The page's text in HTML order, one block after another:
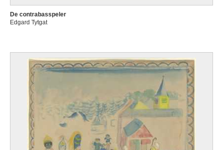
De contrabasspeler
Edgard Tytgat